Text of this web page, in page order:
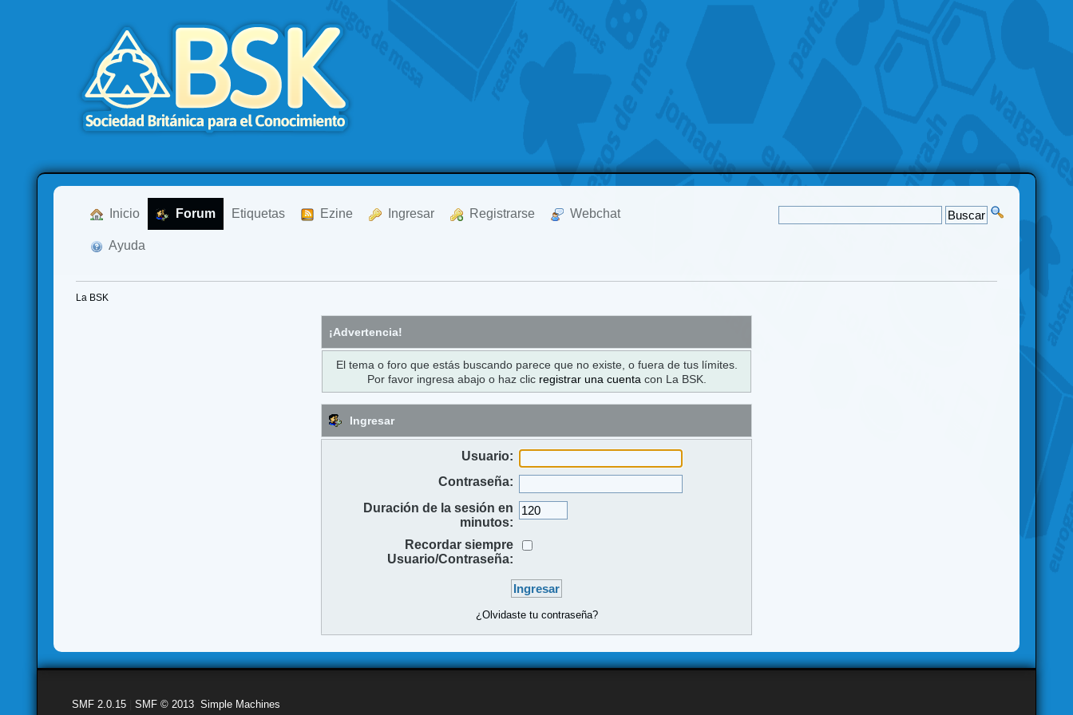
Inicio Forum Etiquetas Ezine Ingresar Registrarse Webchat
Ayuda
La BSK
¡Advertencia!
El tema o foro que estás buscando parece que no existe, o fuera de tus límites.
Por favor ingresa abajo o haz clic registrar una cuenta con La BSK.
Ingresar
Usuario:
Contraseña:
Duración de la sesión en
minutos:
Recordar siempre
Usuario/Contraseña:
¿Olvidaste tu contraseña?
SMF 2.0.15 |SMF © 2013 ,Simple Machines